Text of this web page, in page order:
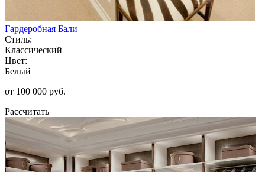
Гардеробная Бали
Стиль:
Классический
Цвет:
Белый
от 100 000 руб.
Рассчитать